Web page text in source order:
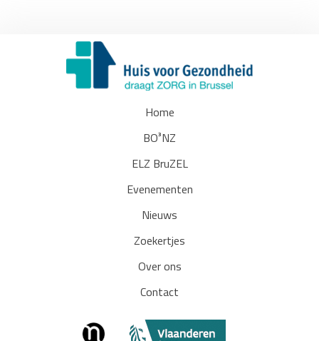
Home
BO³NZ
ELZ BruZEL
Evenementen
Nieuws
Zoekertjes
Over ons
Contact